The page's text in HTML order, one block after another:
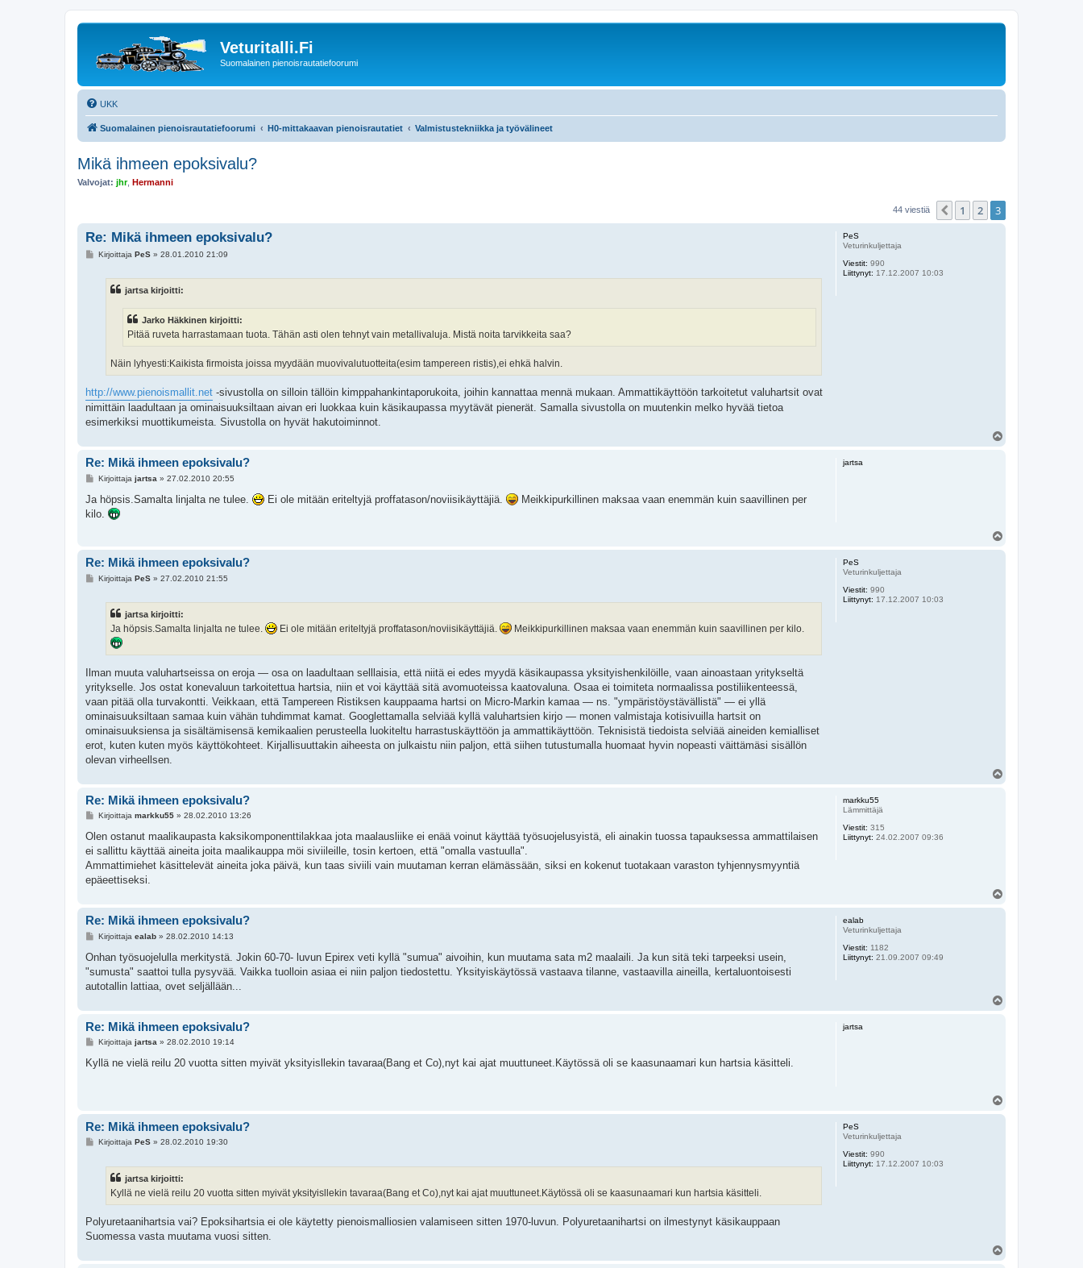
Veturitalli.Fi
Suomalainen pienoisrautatiefoorumi
UKK
Suomalainen pienoisrautatiefoorumi H0-mittakaavan pienoisrautatiet Valmistustekniikka ja työvälineet
Mikä ihmeen epoksivalu?
Valvojat: jhr, Hermanni
44 viestiä Edellinen
1 2 3
PeS
Veturinkuljettaja
Viestit: 990
Liittynyt: 17.12.2007 10:03
Re: Mikä ihmeen epoksivalu?
VKirjoittaja PeS» 28.01.2010 21:09
jartsa kirjoitti:
Jarko Häkkinen kirjoitti:
Pitää ruveta harrastamaan tuota. Tähän asti olen tehnyt vain metallivaluja. Mistä noita tarvikkeita saa?
Näin lyhyesti:Kaikista firmoista joissa myydään muovivalutuotteita(esim tampereen ristis),ei ehkä halvin.
http://www.pienoismallit.net -sivustolla on silloin tällöin kimppahankintaporukoita, joihin kannattaa mennä mukaan. Ammattikäyttöön tarkoitetut valuhartsit ovat
nimittäin laadultaan ja ominaisuuksiltaan aivan eri luokkaa kuin käsikaupassa myytävät pienerät. Samalla sivustolla on muutenkin melko hyvää tietoa
esimerkiksi muottikumeista. Sivustolla on hyvät hakutoiminnot.
jartsa
Re: Mikä ihmeen epoksivalu?
V
e
t
Kirjoittaja jartsa » 27.02.2010 20:55
Ja höpsis.Samalta linjalta ne tulee. Ei ole mitään eriteltyjä proffatason/noviisikäyttäjiä.
Meikkipurkillinen maksaa vaan enemmän kuin saavillinen per
kilo.
PeS
Veturinkuljettaja
Viestit: 990
Liittynyt: 17.12.2007 10:03
Re: Mikä ihmeen epoksivalu?
VKirjoittaja PeS» 27.02.2010 21:55
jartsa kirjoitti:
Ja höpsis.Samalta linjalta ne tulee. Ei ole mitään eriteltyjä proffatason/noviisikäyttäjiä. Meikkipurkillinen maksaa vaan enemmän kuin saavillinen per kilo.
Ilman muuta valuhartseissa on eroja — osa on laadultaan selllaisia, että niitä ei edes myydä käsikaupassa yksityishenkilöille, vaan ainoastaan yritykseltä
yritykselle. Jos ostat konevaluun tarkoitettua hartsia, niin et voi käyttää sitä avomuoteissa kaatovaluna. Osaa ei toimiteta normaalissa postiliikenteessä,
vaan pitää olla turvakontti. Veikkaan, että Tampereen Ristiksen kauppaama hartsi on Micro-Markin kamaa — ns. "ympäristöystävällistä" — ei yllä
ominaisuuksiltaan samaa kuin vähän tuhdimmat kamat. Googlettamalla selviää kyllä valuhartsien kirjo — monen valmistaja kotisivuilla hartsit on
ominaisuuksiensa ja sisältämisensä kemikaalien perusteella luokiteltu harrastuskäyttöön ja ammattikäyttöön. Teknisistä tiedoista selviää aineiden kemialliset
erot, kuten kuten myös käyttökohteet. Kirjallisuuttakin aiheesta on julkaistu niin paljon, että siihen tutustumalla huomaat hyvin nopeasti väittämäsi sisällön
olevan virheellsen.
markku55
Lämmittäjä
Viestit: 315
Liittynyt: 24.02.2007 09:36
Re: Mikä ihmeen epoksivalu?
V
e
t
i
Kirjoittaja markku55» 28.02.2010 13:26
Olen ostanut maalikaupasta kaksikomponenttilakkaa jota maalausliike ei enää voinut käyttää työsuojelusyistä, eli ainakin tuossa tapauksessa ammattilaisen
ei sallittu käyttää aineita joita maalikauppa möi siviileille, tosin kertoen, että "omalla vastuulla".
Ammattimiehet käsittelevät aineita joka päivä, kun taas siviili vain muutaman kerran elämässään, siksi en kokenut tuotakaan varaston tyhjennysmyyntiä
epäeettiseksi.
ealab
Veturinkuljettaja
Viestit: 1182
Liittynyt: 21.09.2007 09:49
Re: Mikä ihmeen epoksivalu?
V
e
t
i
Kirjoittaja ealab» 28.02.2010 14:13
Onhan työsuojelulla merkitystä. Jokin 60-70- luvun Epirex veti kyllä "sumua" aivoihin, kun muutama sata m2 maalaili. Ja kun sitä teki tarpeeksi usein,
"sumusta" saattoi tulla pysyvää. Vaikka tuolloin asiaa ei niin paljon tiedostettu. Yksityiskäytössä vastaava tilanne, vastaavilla aineilla, kertaluontoisesti
autotallin lattiaa, ovet seljällään...
jartsa
Re: Mikä ihmeen epoksivalu?
V
e
s
Kirjoittaja jartsa » 28.02.2010 19:14
Kyllä ne vielä reilu 20 vuotta sitten myivät yksityisllekin tavaraa(Bang et Co),nyt kai ajat muuttuneet.Käytössä oli se kaasunaamari kun hartsia käsitteli.
PeS
Veturinkuljettaja
Viestit: 990
Liittynyt: 17.12.2007 10:03
Re: Mikä ihmeen epoksivalu?
VKirjoittaja PeS» 28.02.2010 19:30
jartsa kirjoitti:
Kyllä ne vielä reilu 20 vuotta sitten myivät yksityisllekin tavaraa(Bang et Co),nyt kai ajat muuttuneet.Käytössä oli se kaasunaamari kun hartsia käsitteli.
Polyuretaanihartsia vai? Epoksihartsia ei ole käytetty pienoismalliosien valamiseen sitten 1970-luvun. Polyuretaanihartsi on ilmestynyt käsikauppaan
Suomessa vasta muutama vuosi sitten.